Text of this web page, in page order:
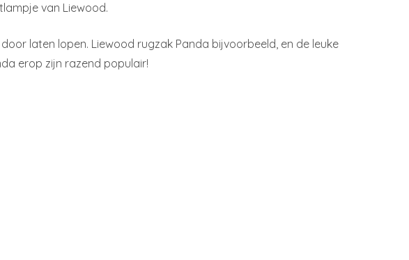
van Liewood.
laten lopen. Liewood rugzak Panda bijvoorbeeld, en de leuke
erop zijn razend populair!